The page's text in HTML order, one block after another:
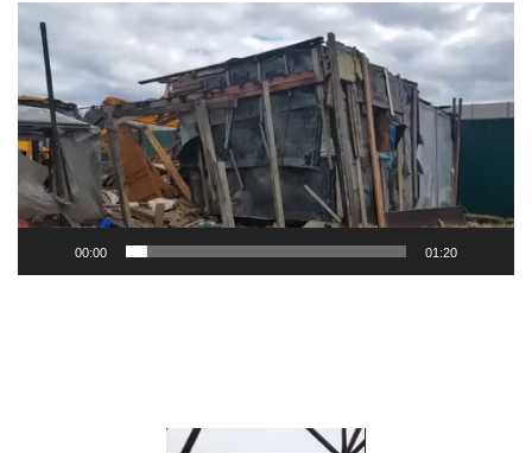
00:00 01:20
Видеоплеер